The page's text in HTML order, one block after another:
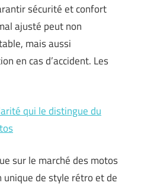
sécurité et confort
ajusté peut non
mais aussi
en cas d’accident. Les
qui le distingue du
sur le marché des motos
unique de style rétro et de